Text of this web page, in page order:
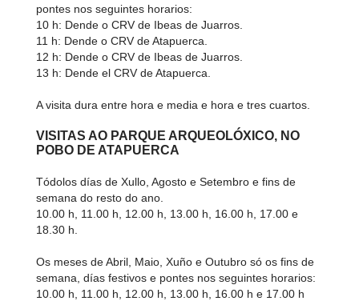
pontes nos seguintes horarios:
10 h: Dende o CRV de Ibeas de Juarros.
11 h: Dende o CRV de Atapuerca.
12 h: Dende o CRV de Ibeas de Juarros.
13 h: Dende el CRV de Atapuerca.
A visita dura entre hora e media e hora e tres cuartos.
VISITAS AO PARQUE ARQUEOLÓXICO, NO
POBO DE ATAPUERCA
Tódolos días de Xullo, Agosto e Setembro e fins de
semana do resto do ano.
10.00 h, 11.00 h, 12.00 h, 13.00 h, 16.00 h, 17.00 e
18.30 h.
Os meses de Abril, Maio, Xuño e Outubro só os fins de
semana, días festivos e pontes nos seguintes horarios:
10.00 h, 11.00 h, 12.00 h, 13.00 h, 16.00 h e 17.00 h